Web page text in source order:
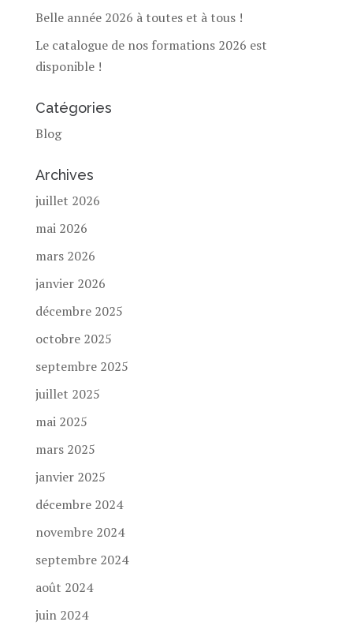
Belle année 2026 à toutes et à tous !
Le catalogue de nos formations 2026 est
disponible !
Catégories
Blog
Archives
juillet 2026
mai 2026
mars 2026
janvier 2026
décembre 2025
octobre 2025
septembre 2025
juillet 2025
mai 2025
mars 2025
janvier 2025
décembre 2024
novembre 2024
septembre 2024
août 2024
juin 2024